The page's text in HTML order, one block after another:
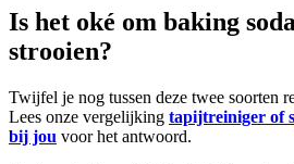
Is het oké om baking
strooien?
Twijfel je nog tussen deze twee soorten
Lees onze vergelijking tapijtreiniger of
bij jou voor het antwoord.